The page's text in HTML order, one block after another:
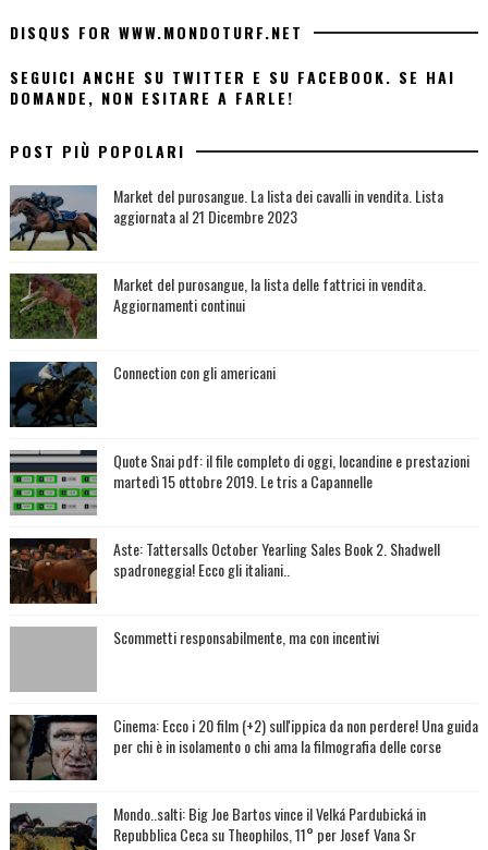
DISQUS FOR WWW.MONDOTURF.NET
SEGUICI ANCHE SU TWITTER E SU FACEBOOK. SE HAI
DOMANDE, NON ESITARE A FARLE!
POST PIÙ POPOLARI
Market del purosangue. La lista dei cavalli in vendita. Lista
aggiornata al 21 Dicembre 2023
Market del purosangue, la lista delle fattrici in vendita.
Aggiornamenti continui
Connection con gli americani
Quote Snai pdf: il file completo di oggi, locandine e prestazioni
martedì 15 ottobre 2019. Le tris a Capannelle
Aste: Tattersalls October Yearling Sales Book 2. Shadwell
spadroneggia! Ecco gli italiani..
Scommetti responsabilmente, ma con incentivi
Cinema: Ecco i 20 film (+2) sull'ippica da non perdere! Una guida
per chi è in isolamento o chi ama la filmografia delle corse
Mondo..salti: Big Joe Bartos vince il Velká Pardubická in
Repubblica Ceca su Theophilos, 11° per Josef Vana Sr